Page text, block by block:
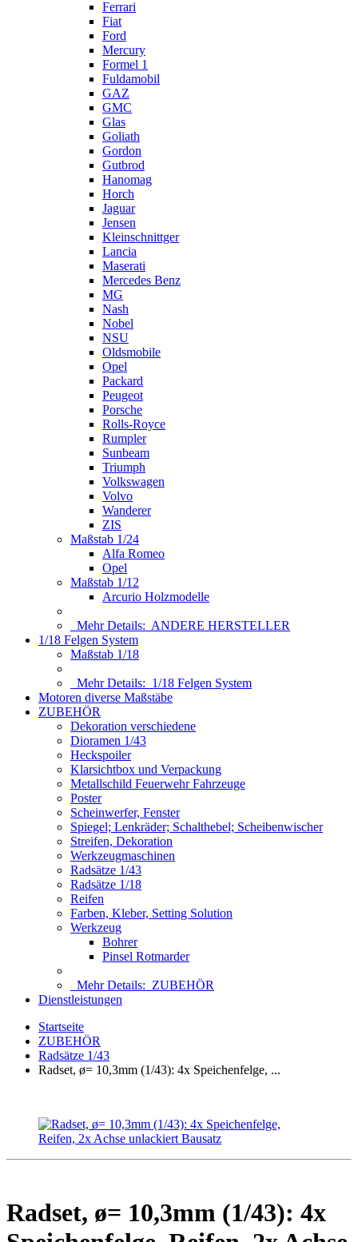
Ferrari
Fiat
Ford
Mercury
Formel 1
Fuldamobil
GAZ
GMC
Glas
Goliath
Gordon
Gutbrod
Hanomag
Horch
Jaguar
Jensen
Kleinschnittger
Lancia
Maserati
Mercedes Benz
MG
Nash
Nobel
NSU
Oldsmobile
Opel
Packard
Peugeot
Porsche
Rolls-Royce
Rumpler
Sunbeam
Triumph
Volkswagen
Volvo
Wanderer
ZIS
Maßstab 1/24
Alfa Romeo
Opel
Maßstab 1/12
Arcurio Holzmodelle
Mehr Details: ANDERE HERSTELLER
1/18 Felgen System
Maßstab 1/18
Mehr Details: 1/18 Felgen System
Motoren diverse Maßstäbe
ZUBEHÖR
Dekoration verschiedene
Dioramen 1/43
Heckspoiler
Klarsichtbox und Verpackung
Metallschild Feuerwehr Fahrzeuge
Poster
Scheinwerfer, Fenster
Spiegel; Lenkräder; Schalthebel; Scheibenwischer
Streifen, Dekoration
Werkzeugmaschinen
Radsätze 1/43
Radsätze 1/18
Reifen
Farben, Kleber, Setting Solution
Werkzeug
Bohrer
Pinsel Rotmarder
Mehr Details: ZUBEHÖR
Dienstleistungen
Startseite
ZUBEHÖR
Radsätze 1/43
Radset, ø= 10,3mm (1/43): 4x Speichenfelge, ...
Radset, ø= 10,3mm (1/43): 4x